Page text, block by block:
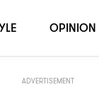
ADVERTISEMENT
OPINION